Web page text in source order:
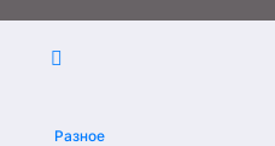
Разное